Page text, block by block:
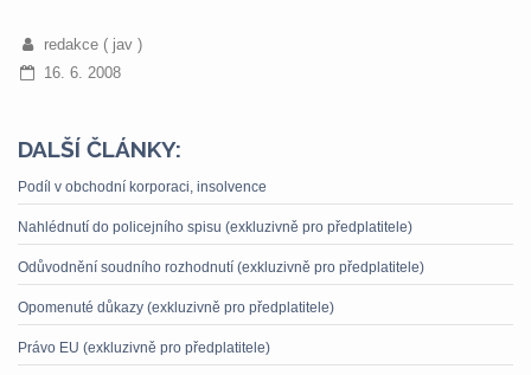
redakce ( jav )
16. 6. 2008
DALŠÍ ČLÁNKY:
Podíl v obchodní korporaci, insolvence
Nahlédnutí do policejního spisu (exkluzivně pro předplatitele)
Odůvodnění soudního rozhodnutí (exkluzivně pro předplatitele)
Opomenuté důkazy (exkluzivně pro předplatitele)
Právo EU (exkluzivně pro předplatitele)